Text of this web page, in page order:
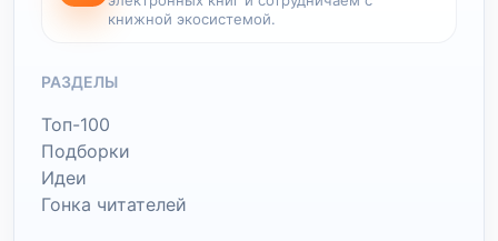
книжной экосистемой.
РАЗДЕЛЫ
Топ-100
Подборки
Идеи
Гонка читателей